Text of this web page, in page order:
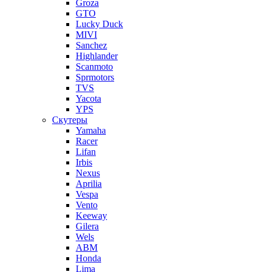
Groza
GTO
Lucky Duck
MIVI
Sanchez
Highlander
Scanmoto
Sprmotors
TVS
Yacota
YPS
Скутеры
Yamaha
Racer
Lifan
Irbis
Nexus
Aprilia
Vespa
Vento
Keeway
Gilera
Wels
ABM
Honda
Lima